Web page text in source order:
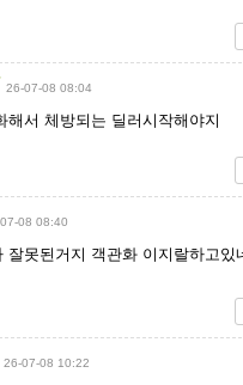
26-07-08 08:04
해서 체방되는 딜러시작해야지
08 08:40
잘못된거지 객관화 이지랄하고있
26-07-08 10:22